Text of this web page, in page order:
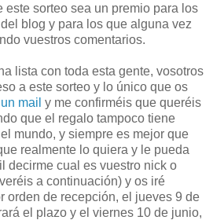
este sorteo sea un premio para los
blog y para los que alguna vez
vuestros comentarios.
lista con toda esta gente, vosotros
a este sorteo y lo único que os
un mail y me confirméis que queréis
que el regalo tampoco tiene
mundo, y siempre es mejor que
realmente lo quiera y le pueda
decirme cual es vuestro nick o
a continuación) y os iré
orden de recepción, el jueves 9 de
el plazo y el viernes 10 de junio,